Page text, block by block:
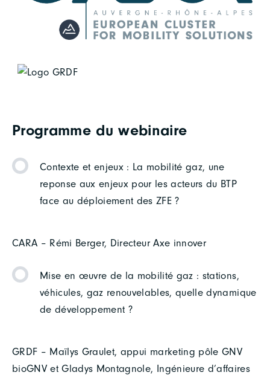
Programme du webinaire
Contexte et enjeux : La mobilité gaz, une
reponse aux enjeux pour les acteurs du BTP
face au déploiement des ZFE ?
CARA – Rémi Berger, Directeur Axe innover
Mise en œuvre de la mobilité gaz : stations,
véhicules, gaz renouvelables, quelle dynamique
de développement ?
GRDF – Maïlys Graulet, appui marketing pôle GNV
bioGNV et Gladys Montagnole, Ingénieure d’affaires